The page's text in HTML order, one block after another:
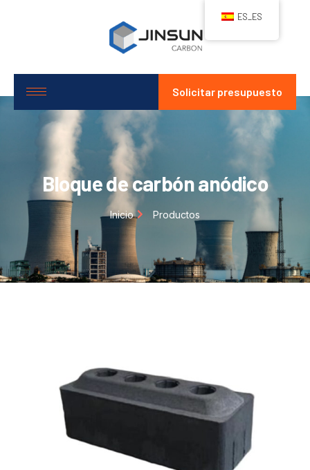
Solicitar presupuesto
Bloque de carbón anódico
Inicio Productos
ES_ES